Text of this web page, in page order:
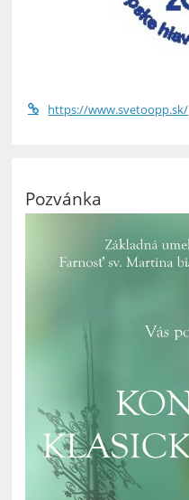
https://www.svetoopp.sk/
Pozvánka